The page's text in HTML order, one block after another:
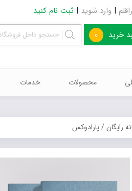
| وارد شوید | ثبت نام کنید
خرید 0
محصولات خدمات
رایگان/ پارادوکس